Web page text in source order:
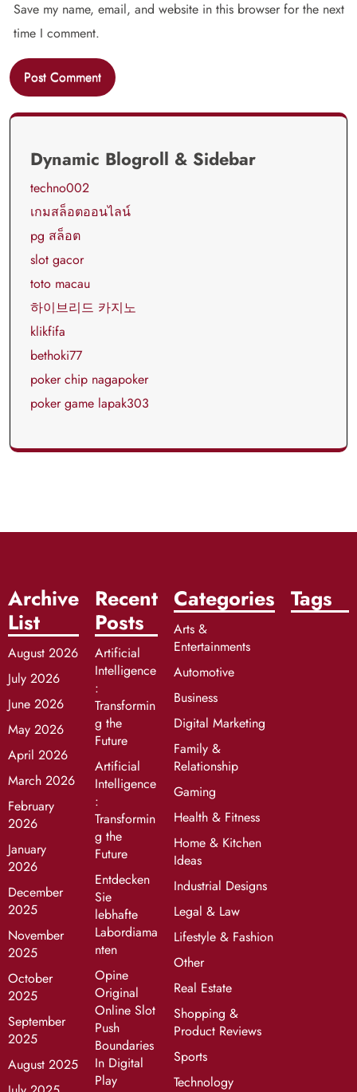
Save my name, email, and website in this browser for the next
time I comment.
Dynamic Blogroll & Sidebar
techno002
เกมสล็อตออนไลน์
pg สล็อต
slot gacor
toto macau
하이브리드 카지노
klikfifa
bethoki77
poker chip nagapoker
poker game lapak303
Archive
List
August 2026
July 2026
June 2026
May 2026
April 2026
March 2026
February
2026
January
2026
December
2025
November
2025
October
2025
September
2025
August 2025
Recent
Posts
Artificial
Intelligence
:
Transformin
g the
Future
Artificial
Intelligence
:
Transformin
g the
Future
Entdecken
Sie
lebhafte
Labordiama
nten
Opine
Original
Online Slot
Push
Boundaries
In Digital
Play
Categories
Arts &
Entertainments
Automotive
Business
Digital Marketing
Family &
Relationship
Gaming
Health & Fitness
Home & Kitchen
Ideas
Industrial Designs
Legal & Law
Lifestyle & Fashion
Other
Real Estate
Shopping &
Product Reviews
Sports
Technology
Tags